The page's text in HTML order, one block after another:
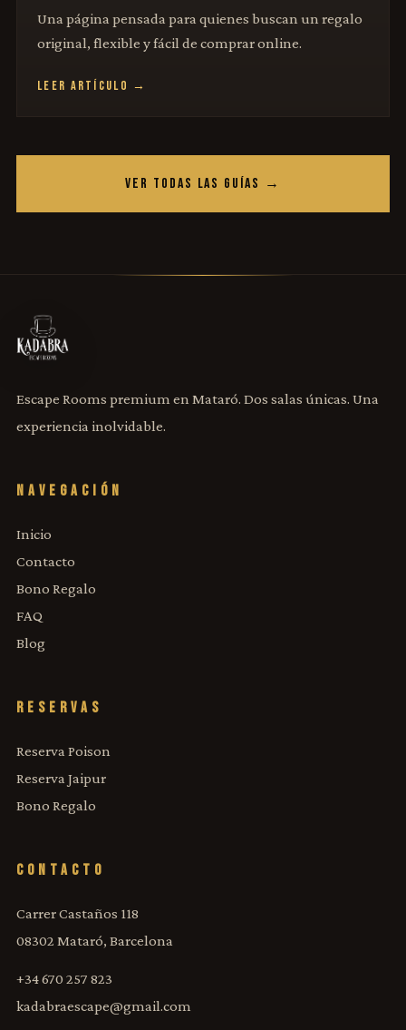
Una página pensada para quienes buscan un regalo
original, flexible y fácil de comprar online.
LEER ARTÍCULO →
VER TODAS LAS GUÍAS →
Escape Rooms premium en Mataró. Dos salas únicas. Una
experiencia inolvidable.
NAVEGACIÓN
Inicio
Contacto
Bono Regalo
FAQ
Blog
RESERVAS
Reserva Poison
Reserva Jaipur
Bono Regalo
CONTACTO
Carrer Castaños 118
08302 Mataró, Barcelona
+34 670 257 823
kadabraescape@gmail.com